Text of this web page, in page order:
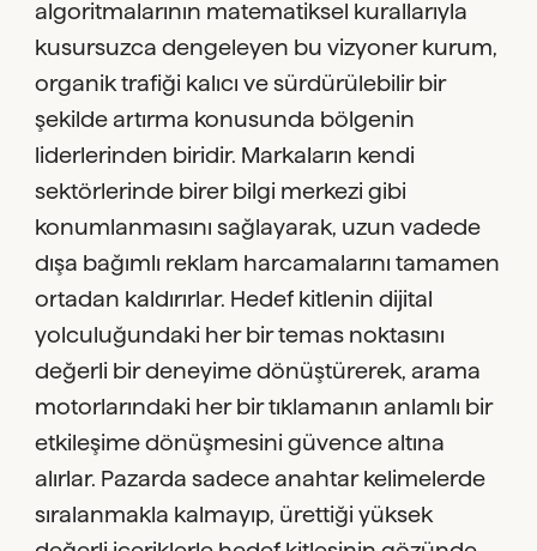
algoritmalarının matematiksel kurallarıyla
kusursuzca dengeleyen bu vizyoner kurum,
organik trafiği kalıcı ve sürdürülebilir bir
şekilde artırma konusunda bölgenin
liderlerinden biridir. Markaların kendi
sektörlerinde birer bilgi merkezi gibi
konumlanmasını sağlayarak, uzun vadede
dışa bağımlı reklam harcamalarını tamamen
ortadan kaldırırlar. Hedef kitlenin dijital
yolculuğundaki her bir temas noktasını
değerli bir deneyime dönüştürerek, arama
motorlarındaki her bir tıklamanın anlamlı bir
etkileşime dönüşmesini güvence altına
alırlar. Pazarda sadece anahtar kelimelerde
sıralanmakla kalmayıp, ürettiği yüksek